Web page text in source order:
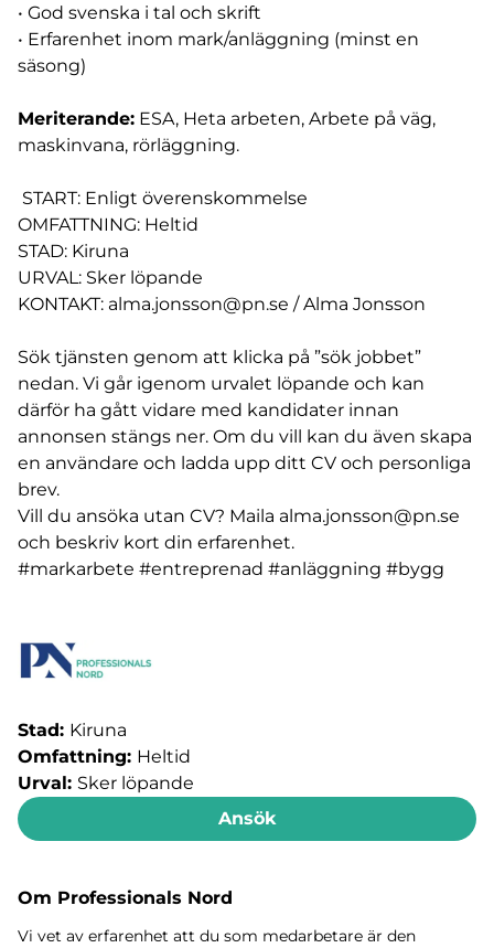
• God svenska i tal och skrift
• Erfarenhet inom mark/anläggning (minst en
säsong)
Meriterande: ESA, Heta arbeten, Arbete på väg,
maskinvana, rörläggning.
START: Enligt överenskommelse
OMFATTNING: Heltid
STAD: Kiruna
URVAL: Sker löpande
KONTAKT: alma.jonsson@pn.se / Alma Jonsson
Sök tjänsten genom att klicka på ”sök jobbet”
nedan. Vi går igenom urvalet löpande och kan
därför ha gått vidare med kandidater innan
annonsen stängs ner. Om du vill kan du även skapa
en användare och ladda upp ditt CV och personliga
brev.
Vill du ansöka utan CV? Maila alma.jonsson@pn.se
och beskriv kort din erfarenhet.
#markarbete #entreprenad #anläggning #bygg
Stad: Kiruna
Omfattning: Heltid
Urval: Sker löpande
Ansök
Om Professionals Nord
Vi vet av erfarenhet att du som medarbetare är den